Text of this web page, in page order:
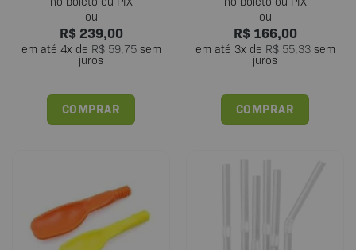
R$239,00
em até 4x de R$59,75sem
juros
COMPRAR
R$166,00
em até 3x de R$55,33sem
juros
COMPRAR
Este